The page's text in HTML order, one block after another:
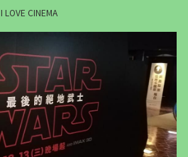
I LOVE CINEMA